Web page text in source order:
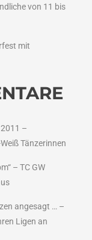
von 11 bis
mit
–
Tänzerinnen
– TC GW
angesagt … –
Ligen an